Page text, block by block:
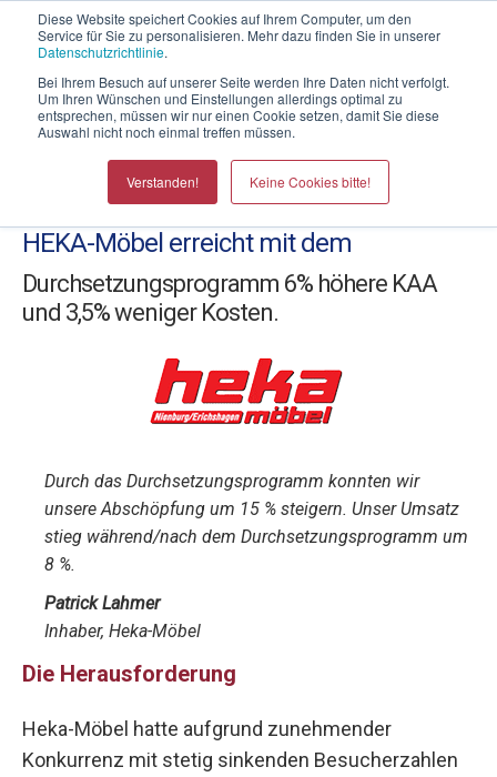
Diese Website speichert Cookies auf Ihrem Computer, um den
Service für Sie zu personalisieren. Mehr dazu finden Sie in unserer
Datenschutzrichtlinie.
Bei Ihrem Besuch auf unserer Seite werden Ihre Daten nicht verfolgt.
Um Ihren Wünschen und Einstellungen allerdings optimal zu
entsprechen, müssen wir nur einen Cookie setzen, damit Sie diese
Auswahl nicht noch einmal treffen müssen.
Verstanden! Keine Cookies bitte!
Telefontermin mit Thomas Witt
Fallstudien
HEKA-Möbel erreicht mit dem
Durchsetzungsprogramm 6% höhere KAA
und 3,5% weniger Kosten.
Durch das Durchsetzungsprogramm konnten wir
unsere Abschöpfung um 15 % steigern. Unser Umsatz
stieg während/nach dem Durchsetzungsprogramm um
8 %.
Patrick Lahmer
Inhaber, Heka-Möbel
Die Herausforderung
Heka-Möbel hatte aufgrund zunehmender
Konkurrenz mit stetig sinkenden Besucherzahlen